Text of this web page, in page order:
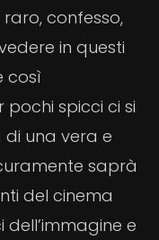
confesso,
in questi
così
spicci ci si
una vera e
saprà
del cinema
e